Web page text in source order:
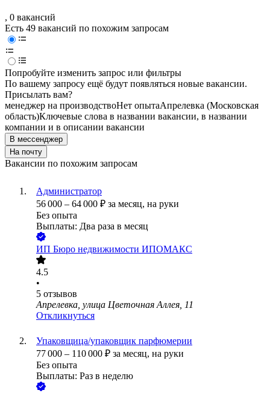
, 0 вакансий
Есть 49 вакансий по похожим запросам
Попробуйте изменить запрос или фильтры
По вашему запросу ещё будут появляться новые вакансии.
Присылать вам?
менеджер на производствоНет опытаАпрелевка (Московская
область)Ключевые слова в названии вакансии, в названии
компании и в описании вакансии
В мессенджер
На почту
Вакансии по похожим запросам
Администратор
56 000 – 64 000 ₽ за месяц, на руки
Без опыта
Выплаты: Два раза в месяц
ИП Бюро недвижимости ИПОМАКС
4.5
•
5 отзывов
Апрелевка, улица Цветочная Аллея, 11
Откликнуться
Упаковщица/упаковщик парфюмерии
77 000 – 110 000 ₽ за месяц, на руки
Без опыта
Выплаты: Раз в неделю